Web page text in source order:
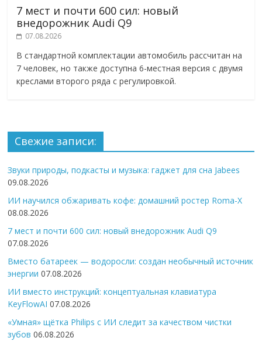
7 мест и почти 600 сил: новый
внедорожник Audi Q9
07.08.2026
В стандартной комплектации автомобиль рассчитан на
7 человек, но также доступна 6-местная версия с двумя
креслами второго ряда с регулировкой.
Свежие записи:
Звуки природы, подкасты и музыка: гаджет для сна Jabees
09.08.2026
ИИ научился обжаривать кофе: домашний ростер Roma-X
08.08.2026
7 мест и почти 600 сил: новый внедорожник Audi Q9
07.08.2026
Вместо батареек — водоросли: создан необычный источник
энергии 07.08.2026
ИИ вместо инструкций: концептуальная клавиатура
KeyFlowAI 07.08.2026
«Умная» щётка Philips с ИИ следит за качеством чистки
зубов 06.08.2026